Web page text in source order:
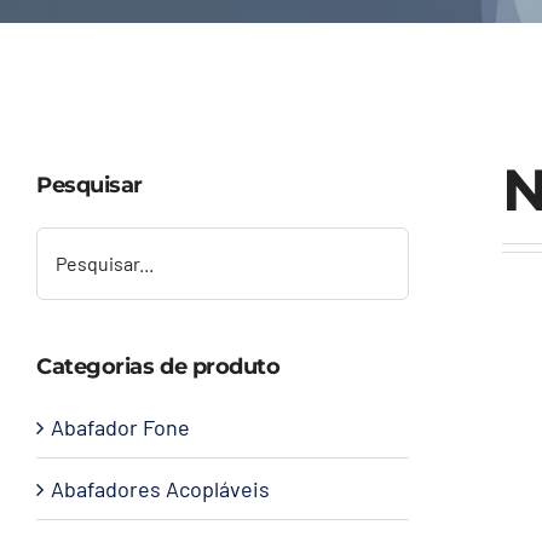
Pesquisar
Categorias de produto
Abafador Fone
Abafadores Acopláveis